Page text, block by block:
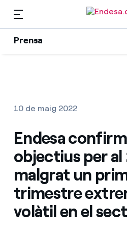
Prensa
Premsa
Troba la tarifa que més et
Compara les nostres tarifes
Per cada kWh que
Recursos
Col·leccions
Contactes premsa
10 de maig 2022
Endesa
objectius per
malgrat un
trimestre
volàtil en el